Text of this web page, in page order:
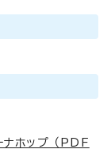
ナホップ （PDF